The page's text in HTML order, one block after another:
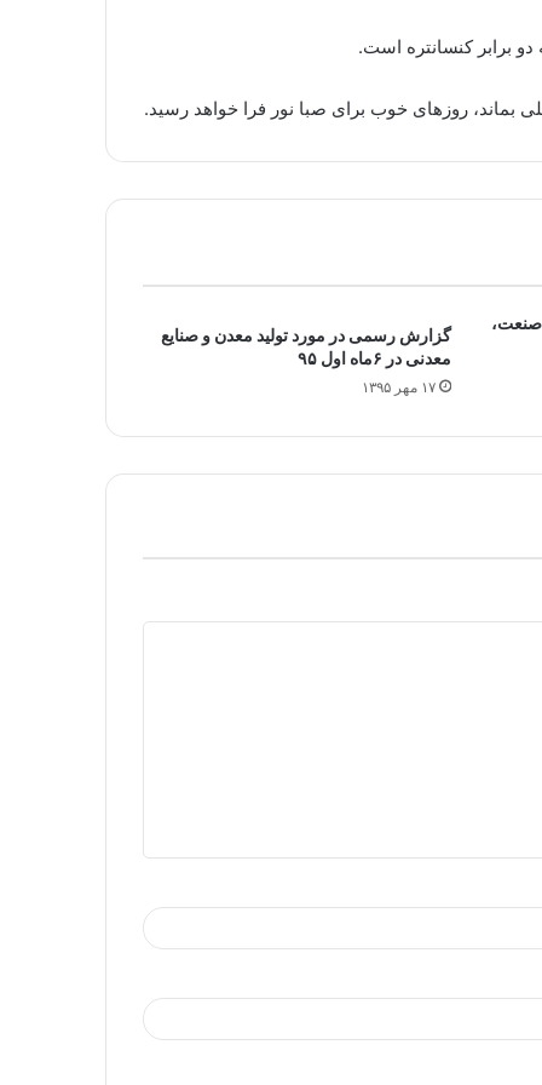
بماند، روزهای خوب برای صبا نور فرا خواهد رسید.
گزارش رسمی در مورد تولید معدن و صنایع
معدنی در ۶ماه اول ۹۵
۱۷ مهر ۱۳۹۵